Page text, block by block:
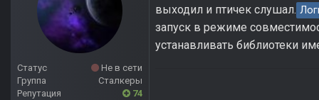
Статус
Не в сети
Группа
Сталкеры
Репутация
74
выходил и птичек слушал.
запуск в режиме
устанавливать библиотеки